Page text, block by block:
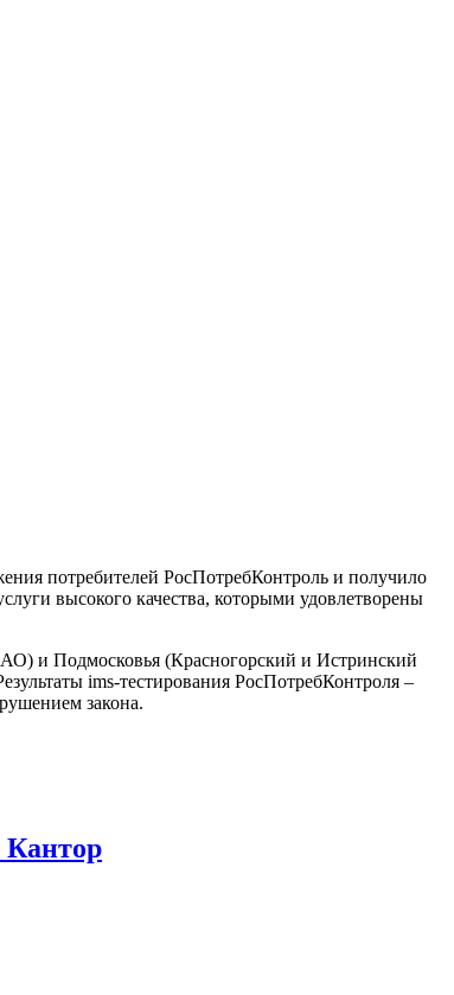
потребителей РосПотребКонтроль и получило
высокого качества, которыми удовлетворены
и Подмосковья (Красногорский и Истринский
ims-тестирования РосПотребКонтроля –
закона.
Кантор